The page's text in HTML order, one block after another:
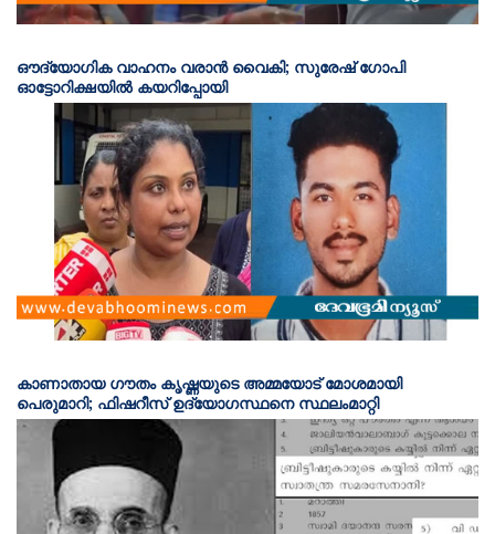
ഔദ്യോഗിക വാഹനം വരാന്‍ വൈകി; സുരേഷ് ഗോപി
ഓട്ടോറിക്ഷയിൽ കയറിപ്പോയി
കാണാതായ ഗൗതം കൃഷ്ണയുടെ അമ്മയോട് മോശമായി
പെരുമാറി; ഫിഷറീസ് ഉദ്യോഗസ്ഥനെ സ്ഥലംമാറ്റി